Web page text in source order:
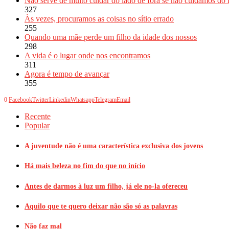
327
Às vezes, procuramos as coisas no sítio errado
255
Quando uma mãe perde um filho da idade dos nossos
298
A vida é o lugar onde nos encontramos
311
Agora é tempo de avançar
355
0 FacebookTwitterLinkedinWhatsappTelegramEmail
Recente
Popular
A juventude não é uma característica exclusiva dos jovens
Há mais beleza no fim do que no início
Antes de darmos à luz um filho, já ele no-la ofereceu
Aquilo que te quero deixar não são só as palavras
Não faz mal